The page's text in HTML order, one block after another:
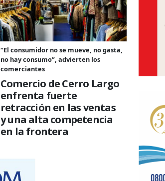
“El consumidor no se mueve, no gasta,
no hay consumo”, advierten los
comerciantes
Comercio de Cerro Largo
enfrenta fuerte
retracción en las ventas
y una alta competencia
en la frontera